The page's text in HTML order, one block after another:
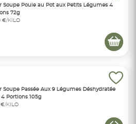
Soupe Poule au Pot aux Petits Légumes 4
72g
€/KILO
Soupe Passée Aux 9 Légumes Déshydratée
4 Portions 105g
€/KILO